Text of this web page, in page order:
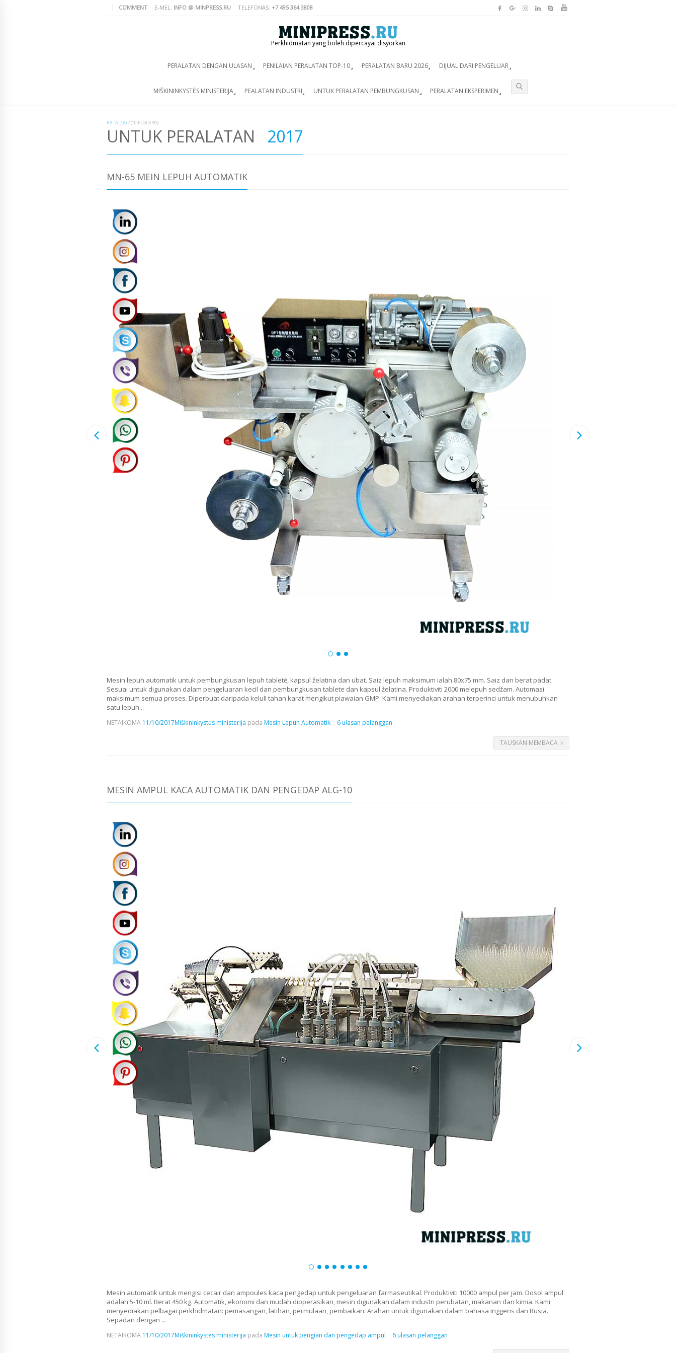
COMMENT E-MEL: INFO @ MINPRESS.RU TELEFONAS: +7 495 364 3808
Perkhidmatan yang boleh dipercayai disyorkan
PERALATAN DENGAN ULASAN PENILAIAN PERALATAN TOP-10 PERALATAN BARU 2026 DIJUAL DARI PENGELUAR
MIŠKININKYSTĖS MINISTERIJA PEALATAN INDUSTRI UNTUK PERALATAN PEMBUNGKUSAN PERALATAN EKSPERIMEN
KATALOG /(10 PUSLAPIS)
UNTUK PERALATAN 2017
MN-65 MEIN LEPUH AUTOMATIK
Mesin lepuh automatik untuk pembungkusan lepuh tabletė, kapsul želatina dan ubat. Saiz lepuh maksimum ialah 80x75 mm. Saiz dan berat padat.
Sesuai untuk digunakan dalam pengeluaran kecil dan pembungkusan tablete dan kapsul želatina. Produktiviti 2000 melepuh sedžam. Automasi
maksimum semua proses. Diperbuat daripada kelulI tahan karat mengikut piawaian GMP. Kami menyediakan arahan terperinci untuk menubuhkan
satu lepuh...
NETAIKOMA 11/10/2017Miškininkystės ministerija pada Mesin Lepuh Automatik 6 ulasan pelanggan
TAUSKAN MEMBACA
MESIN AMPUL KACA AUTOMATIK DAN PENGEDAP ALG-10
Mesin automatik untuk mengisi cecair dan ampoules kaca pengedap untuk pengeluaran farmaseutikal. Produktiviti 10000 ampul per jam. Dosol ampul
adalah 5-10 ml. Berat 450 kg. Automatik, ekonomi dan mudah dioperasikan, mesin digunakan dalam industri perubatan, makanan dan kimia. Kami
menyediakan pelbagai perkhidmatan: pemasangan, latihan, permulaan, pembaikan. Arahan untuk digunakan dalam bahasa Inggeris dan Rusia.
Sepadan dengan ...
NETAIKOMA 11/10/2017Miškininkystės ministerija pada Mesin untuk pengian dan pengedap ampul 6 ulasan pelanggan